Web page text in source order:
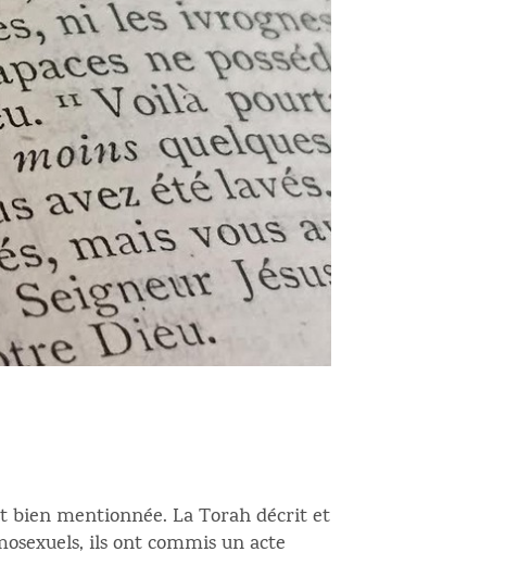
bien mentionnée. La Torah décrit et
ils ont commis un acte